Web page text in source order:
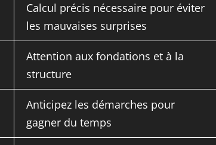
Calcul précis nécessaire pour éviter
les mauvaises surprises
Attention aux fondations et à la
structure
Anticipez les démarches pour
gagner du temps